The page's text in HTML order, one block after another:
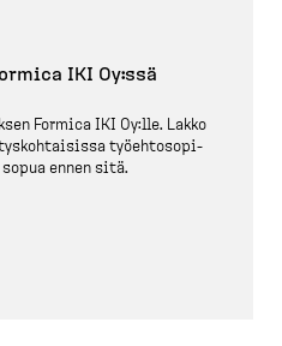
IKI Oy:ssä
Formica IKI Oy:lle. Lakko
työehto­so­pi­
ennen sitä.